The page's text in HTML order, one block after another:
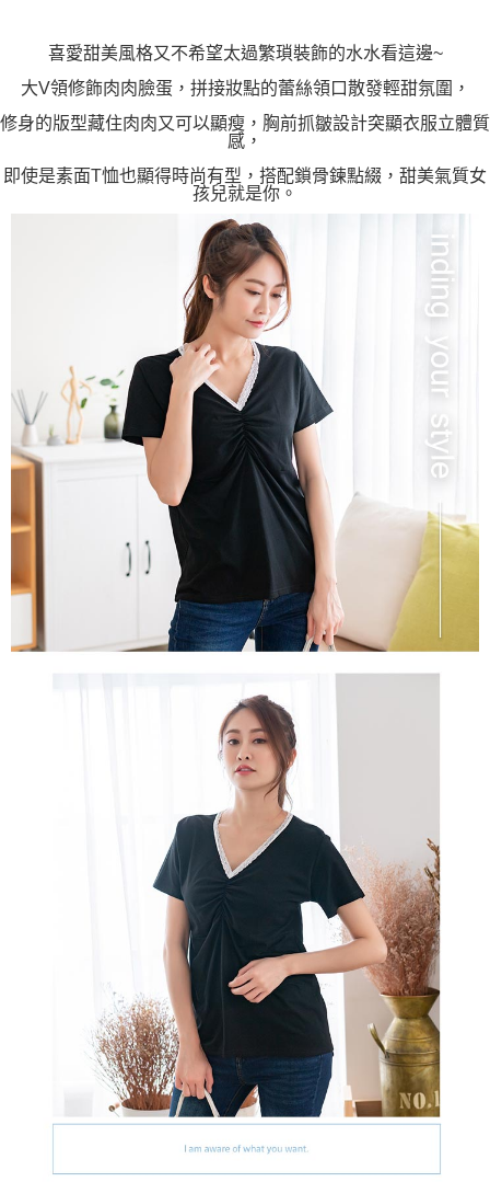
喜愛甜美風格又不希望太過繁瑣裝飾的水水看這邊~
大V領修飾肉肉臉蛋，拼接妝點的蕾絲領口散發輕甜氛圍，
修身的版型藏住肉肉又可以顯瘦，胸前抓皺設計突顯衣服立體質
感，
即使是素面T恤也顯得時尚有型，搭配鎖骨鍊點綴，甜美氣質女
孩兒就是你。